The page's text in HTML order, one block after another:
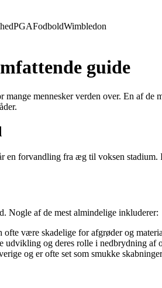
PGAFodboldWimbledon
guide
mennesker verden over. En af
en forvandling fra æg til voksen
Nogle af de mest almindelige inkluderer:
være skadelige for afgrøder og
udvikling og deres rolle i nedbrydning af
og er ofte set som smukke